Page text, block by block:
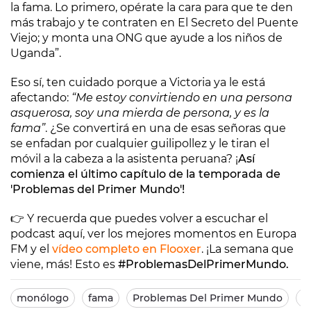
la fama. Lo primero, opérate la cara para que te den
más trabajo y te contraten en El Secreto del Puente
Viejo; y monta una ONG que ayude a los niños de
Uganda”.
Eso sí, ten cuidado porque a Victoria ya le está
afectando: “Me estoy convirtiendo en una persona
asquerosa, soy una mierda de persona, y es la
fama”. ¿Se convertirá en una de esas señoras que
se enfadan por cualquier guilipollez y le tiran el
móvil a la cabeza a la asistenta peruana? ¡Así
comienza el último capítulo de la temporada de
'Problemas del Primer Mundo'!
👉 Y recuerda que puedes volver a escuchar el
podcast aquí, ver los mejores momentos en Europa
FM y el vídeo completo en Flooxer. ¡La semana que
viene, más! Esto es #ProblemasDelPrimerMundo.
monólogo fama Problemas Del Primer Mundo